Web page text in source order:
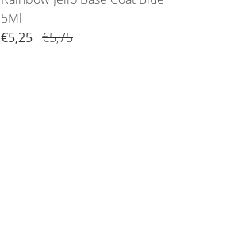
5Ml
€5,25 €5,75